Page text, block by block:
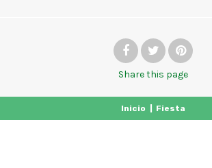
Sharethis page
Inicio Fiesta